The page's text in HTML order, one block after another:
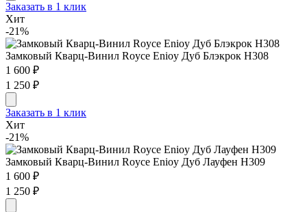
Заказать в 1 клик
Хит
-21%
Замковый Кварц-Винил Royce Enioy Дуб Блэкрок H308
1 600 ₽
1 250 ₽
Заказать в 1 клик
Хит
-21%
Замковый Кварц-Винил Royce Enioy Дуб Лауфен H309
1 600 ₽
1 250 ₽